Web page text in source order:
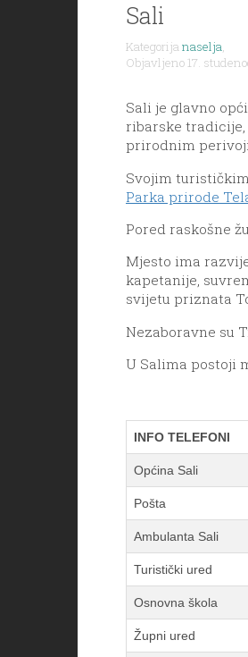
Sali
Kategorijanaselja,
Objavljeno 17.
Sali je glavno
ribarske tradicije,
prirodnim
Svojim
Parka prirode
Pored raskošne
Mjesto ima
kapetanije,
svijetu priznata
Nezaboravne su
U Salima postoji
INFO TELEFONI
Općina Sali
Pošta
Ambulanta Sali
Turistički ured
Osnovna škola
Župni ured